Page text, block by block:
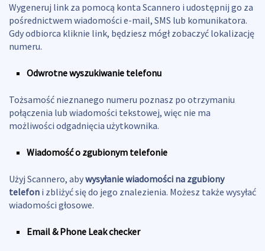
Wygeneruj link za pomocą konta Scannero i udostępnij go za
pośrednictwem wiadomości e-mail, SMS lub komunikatora.
Gdy odbiorca kliknie link, będziesz mógł zobaczyć lokalizację
numeru.
Odwrotne wyszukiwanie telefonu
Tożsamość nieznanego numeru poznasz po otrzymaniu
połączenia lub wiadomości tekstowej, więc nie ma
możliwości odgadnięcia użytkownika.
Wiadomość o zgubionym telefonie
Użyj Scannero, abywysyłanie wiadomości na zgubiony
telefon i zbliżyć się do jego znalezienia. Możesz także wysyłać
wiadomości głosowe.
Email & Phone Leak checker